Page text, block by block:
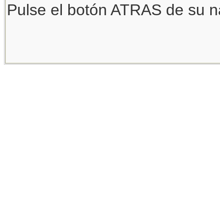
Pulse el botón ATRAS de su